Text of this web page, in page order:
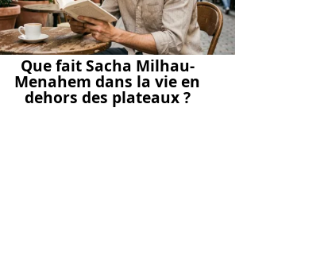
Que fait Sacha Milhau-
Menahem dans la vie en
dehors des plateaux ?